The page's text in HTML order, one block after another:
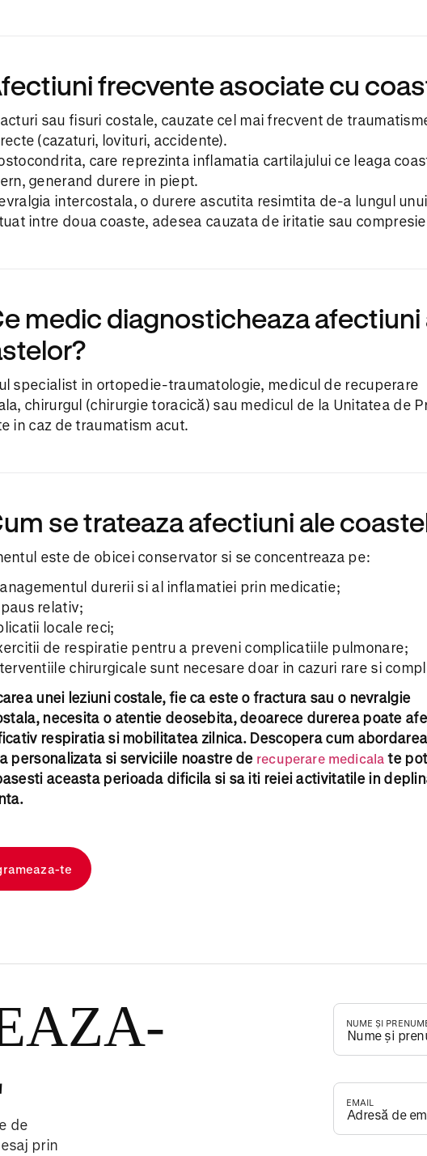
frecvente asociate cu
sau fisuri costale, cauzate cel mai frecvent de
(cazaturi, lovituri, accidente).
care reprezinta inflamatia cartilajului ce leaga
generand durere in piept.
intercostala, o durere ascutita resimtita de-a lungul
intre doua coaste, adesea cauzata de iritatie sau
medic diagnosticheaza afectiuni
specialist in ortopedie-traumatologie, medicul de recuperare
chirurgul (chirurgie toracică) sau medicul de la Unitatea de
in caz de traumatism acut.
se trateaza afectiuni ale
este de obicei conservator si se concentreaza pe:
durerii si al inflamatiei prin medicatie;
relativ;
locale reci;
de respiratie pentru a preveni complicatiile pulmonare;
chirurgicale sunt necesare doar in cazuri rare si
unei leziuni costale, fie ca este o fractura sau o nevralgie
necesita o atentie deosebita, deoarece durerea poate
respiratia si mobilitatea zilnica. Descopera cum abordarea
personalizata si serviciile noastre de recuperare medicala te
aceasta perioada dificila si sa iti reiei activitatile in
te
de
prin
NUME ȘI
EMAIL